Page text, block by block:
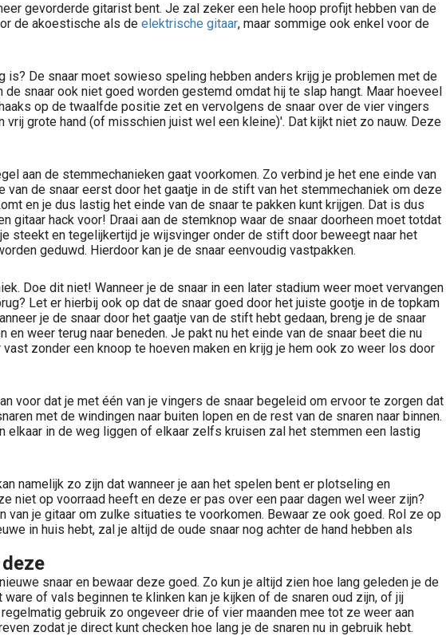
gevorderde gitarist bent. Je zal zeker een hele hoop profijt hebben van de
de akoestische als de elektrische gitaar, maar sommige ook enkel voor de
De snaar moet sowieso speling hebben anders krijg je problemen met de
snaar ook niet goed worden gestemd omdat hij te slap hangt. Maar hoeveel
op de twaalfde positie zet en vervolgens de snaar over de vier vingers
grote hand (of misschien juist wel een kleine)'. Dat kijkt niet zo nauw. Deze
aan de stemmechanieken gaat voorkomen. Zo verbind je het ene einde van
van de snaar eerst door het gaatje in de stift van het stemmechaniek om deze
en je dus lastig het einde van de snaar te pakken kunt krijgen. Dat is dus
gitaar hack voor! Draai aan de stemknop waar de snaar doorheen moet totdat
steekt en tegelijkertijd je wijsvinger onder de stift door beweegt naar het
geduwd. Hierdoor kan je de snaar eenvoudig vastpakken.
Doe dit niet! Wanneer je de snaar in een later stadium weer moet vervangen
Let er hierbij ook op dat de snaar goed door het juiste gootje in de topkam
je de snaar door het gaatje van de stift hebt gedaan, breng je de snaar
weer terug naar beneden. Je pakt nu het einde van de snaar beet die nu
zonder een knoop te hoeven maken en krijg je hem ook zo weer los door
voor dat je met één van je vingers de snaar begeleid om ervoor te zorgen dat
met de windingen naar buiten lopen en de rest van de snaren naar binnen.
elkaar in de weg liggen of elkaar zelfs kruisen zal het stemmen een lastig
namelijk zo zijn dat wanneer je aan het spelen bent er plotseling en
niet op voorraad heeft en deze er pas over een paar dagen wel weer zijn?
je gitaar om zulke situaties te voorkomen. Bewaar ze ook goed. Rol ze op
in huis hebt, zal je altijd de oude snaar nog achter de hand hebben als
snaar en bewaar deze goed. Zo kun je altijd zien hoe lang geleden je de
of vals beginnen te klinken kan je kijken of de snaren oud zijn, of jij
gebruik zo ongeveer drie of vier maanden mee tot ze weer aan
zodat je direct kunt checken hoe lang je de snaren nu in gebruik hebt.